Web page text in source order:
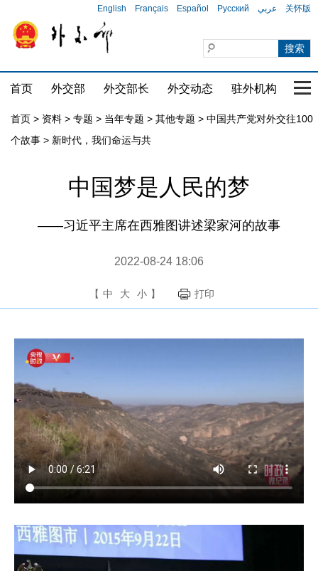
English Français Español Русский عربي 关怀版
首页 外交部 外交部长 外交动态 驻外机构 国
首页 > 资料 > 专题 > 当年专题 > 其他专题 > 中国共产党对外交往100
个故事 > 新时代，我们命运与共
​中国梦是人民的梦
​——习近平主席在西雅图讲述梁家河的故事
2022-08-24 18:06
【 中 大 小 】 打印